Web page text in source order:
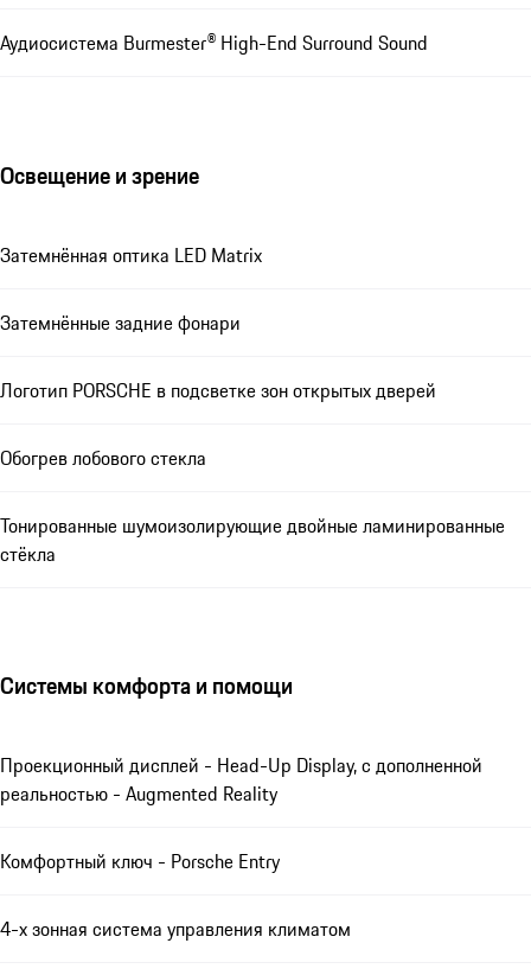
Аудиосистема Burmester® High-End Surround Sound
Освещение и зрение
Затемнённая оптика LED Matrix
Затемнённые задние фонари
Логотип PORSCHE в подсветке зон открытых дверей
Обогрев лобового стекла
Тонированные шумоизолирующие двойные ламинированные
стёкла
Системы комфорта и помощи
Проекционный дисплей - Head-Up Display, с дополненной
реальностью - Augmented Reality
Комфортный ключ - Porsche Entry
4-х зонная система управления климатом